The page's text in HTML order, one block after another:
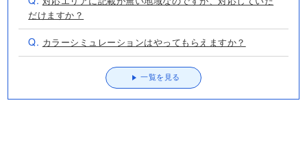
だけますか？
Q. カラーシミュレーションはやってもらえますか？
一覧を見る